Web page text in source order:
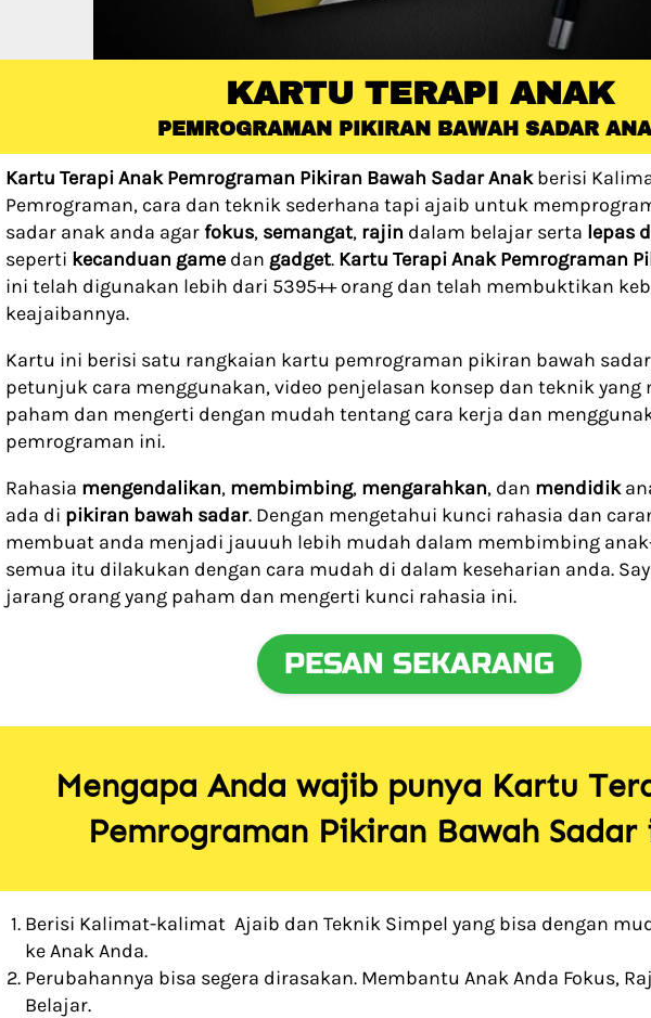
KARTU TERAPI ANAK
PEMROGRAMAN PIKIRAN BAWAH SADAR
Kartu Terapi Anak Pemrograman Pikiran Bawah Sadar Anak berisi
Pemrograman, cara dan teknik sederhana tapi ajaib untuk
sadar anak anda agar fokus, semangat, rajin dalam belajar serta
seperti kecanduan game dan gadget. Kartu Terapi Anak Pemrograman
ini telah digunakan lebih dari 5395++ orang dan telah membuktikan
keajaibannya.
Kartu ini berisi satu rangkaian kartu pemrograman pikiran bawah
petunjuk cara menggunakan, video penjelasan konsep dan teknik
paham dan mengerti dengan mudah tentang cara kerja dan
pemrograman ini.
Rahasia mengendalikan, membimbing, mengarahkan, dan mendidik
ada di pikiran bawah sadar. Dengan mengetahui kunci rahasia dan
membuat anda menjadi jauuuh lebih mudah dalam membimbing
semua itu dilakukan dengan cara mudah di dalam keseharian anda.
jarang orang yang paham dan mengerti kunci rahasia ini.
PESAN SEKARANG
Mengapa Anda wajib punya Kartu
Pemrograman Pikiran Bawah Sadar
Berisi Kalimat-kalimat  Ajaib dan Teknik Simpel yang bisa dengan
ke Anak Anda.
Perubahannya bisa segera dirasakan. Membantu Anak Anda Fokus,
Belajar.